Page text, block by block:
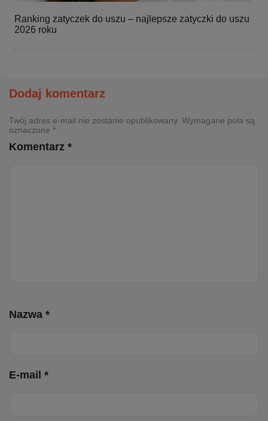
Ranking zatyczek do uszu – najlepsze zatyczki do uszu
2026 roku
Dodaj komentarz
Twój adres e-mail nie zostanie opublikowany. Wymagane pola są
oznaczone *
Komentarz *
Nazwa *
E-mail *